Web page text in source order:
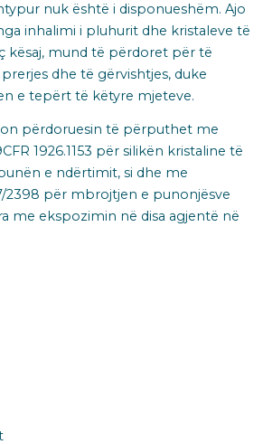
nuk është i disponueshëm. Ajo
inhalimi i pluhurit dhe kristaleve të
kësaj, mund të përdoret për të
dhe të gërvishtjes, duke
e tepërt të këtyre mjeteve.
përdoruesin të përputhet me
1926.1153 për silikën kristaline të
e ndërtimit, si dhe me
2398 për mbrojtjen e punonjësve
me ekspozimin në disa agjentë në